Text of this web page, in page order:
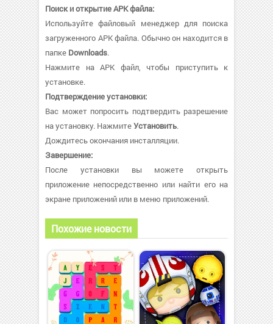
Поиск и открытие APK файла:
Используйте файловый менеджер для поиска
загруженного APK файла. Обычно он находится в
папке Downloads.
Нажмите на APK файл, чтобы приступить к
установке.
Подтверждение установки:
Вас может попросить подтвердить разрешение
на установку. НажмитеУстановить.
Дождитесь окончания инсталляции.
Завершение:
После установки вы можете открыть
приложение непосредственно или найти его на
экране приложений или в меню приложений.
Похожие новости